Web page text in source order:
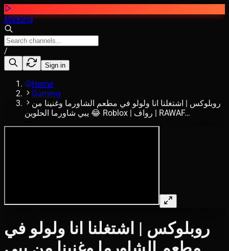
MVKing
/
Sign in
Home
Gaming
روبلوكس | اشتغلنا انا ولولو في مطعم الشاورما وغنينا من
يبي شاورما الحلوين 😂 Roblox | رواف | RAWAF…
روبلوكس | اشتغلنا انا ولولو في